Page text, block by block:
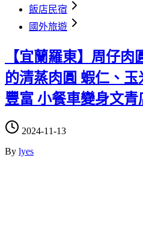
飯店民宿
國外旅遊
【宜蘭羅東】周仔
的清蒸肉圓 蝦仁、
豐富 小餐車變身文
2024-11-13
By lyes